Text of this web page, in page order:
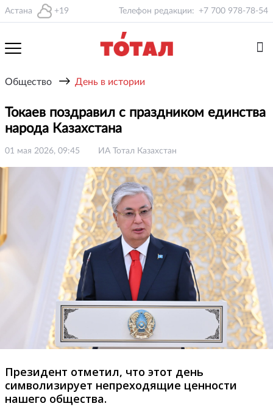
Астана +19 Телефон редакции: +7 700 978-78-54
Общество → День в истории
Токаев поздравил с праздником единства
народа Казахстана
01 мая 2026, 09:45 ИА Тотал Казахстан
Президент отметил, что этот день
символизирует непреходящие ценности
нашего общества.